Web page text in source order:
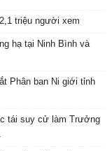
triệu người xem
hạ tại Ninh Bình và
Phân ban Ni giới tỉnh
tái suy cử làm Trưởng